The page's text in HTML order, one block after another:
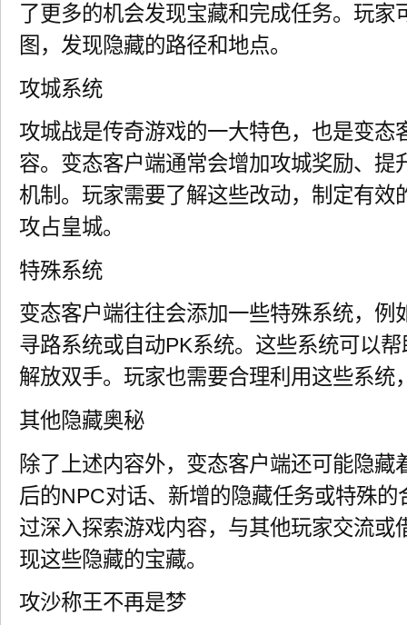
了更多的机会发现宝藏和完成任务。玩家
图，发现隐藏的路径和地点。
攻城系统
攻城战是传奇游戏的一大特色，也是变态
容。变态客户端通常会增加攻城奖励、提
机制。玩家需要了解这些改动，制定有效
攻占皇城。
特殊系统
变态客户端往往会添加一些特殊系统，例
寻路系统或自动PK系统。这些系统可以
解放双手。玩家也需要合理利用这些系统
其他隐藏奥秘
除了上述内容外，变态客户端还可能隐藏
后的NPC对话、新增的隐藏任务或特殊
过深入探索游戏内容，与其他玩家交流或
现这些隐藏的宝藏。
攻沙称王不再是梦